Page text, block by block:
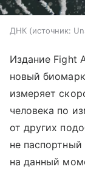
ДНК источник:
Издание Fight
новый
измеряет
человека по
от других
не паспортный
на данный